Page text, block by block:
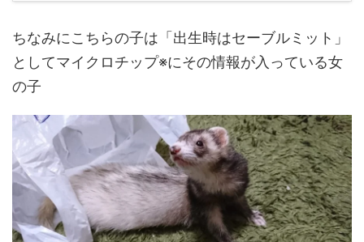
ちなみにこちらの子は「出生時はセーブルミット」
としてマイクロチップ※にその情報が入っている女
の子